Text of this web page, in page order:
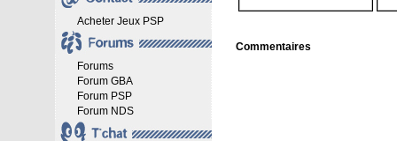
Acheter Jeux PSP
Forums
Forum GBA
Forum PSP
Forum NDS
Commentaires